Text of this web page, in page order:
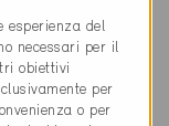
esperienza del
necessari per il
obiettivi
per
o per